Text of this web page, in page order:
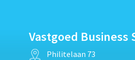
Vastgoed Business
Philitelaan 73